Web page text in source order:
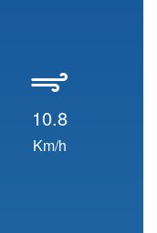
10.8
Km/h